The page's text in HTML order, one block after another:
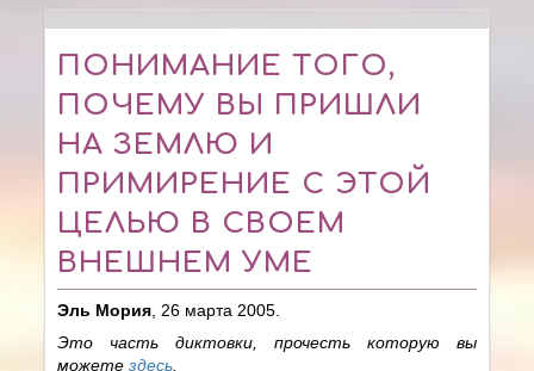
ПОНИМАНИЕ ТОГО,
ПОЧЕМУ ВЫ ПРИШЛИ
НА ЗЕМЛЮ И
ПРИМИРЕНИЕ С ЭТОЙ
ЦЕЛЬЮ В СВОЕМ
ВНЕШНЕМ УМЕ
Эль Мория , 26 марта 2005.
Это часть диктовки, прочесть которую вы
можетездесь